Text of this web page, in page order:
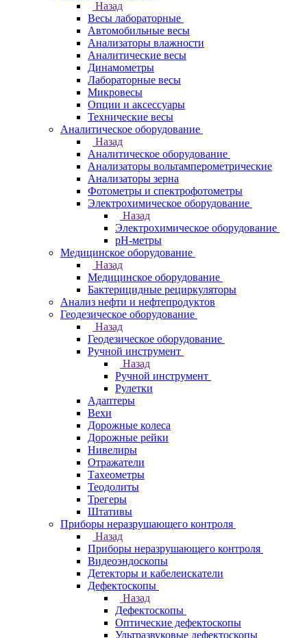
Назад
Весы лабораторные
Автомобильные весы
Анализаторы влажности
Аналитические весы
Динамометры
Лабораторные весы
Микровесы
Опции и аксессуары
Технические весы
Аналитическое оборудование
Назад
Аналитическое оборудование
Анализаторы вольтамперометрические
Анализаторы зерна
Фотометры и спектрофотометры
Электрохимическое оборудование
Назад
Электрохимическое оборудование
pH-метры
Медицинское оборудование
Назад
Медицинское оборудование
Бактерицидные рециркуляторы
Анализ нефти и нефтепродуктов
Геодезическое оборудование
Назад
Геодезическое оборудование
Ручной инструмент
Назад
Ручной инструмент
Рулетки
Адаптеры
Вехи
Дорожные колеса
Дорожные рейки
Нивелиры
Отражатели
Тахеометры
Теодолиты
Трегеры
Штативы
Приборы неразрушающего контроля
Назад
Приборы неразрушающего контроля
Видеоэндоскопы
Детекторы и кабелеискатели
Дефектоскопы
Назад
Дефектоскопы
Оптические дефектоскопы
Ультразвуковые дефектоскопы